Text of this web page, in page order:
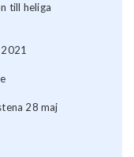
till heliga
28 maj